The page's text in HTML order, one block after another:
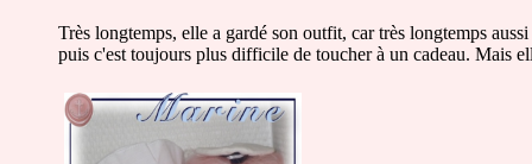
Très longtemps, elle a gardé son outfit, car très longtemps
puis c'est toujours plus difficile de toucher à un cadeau. Mais